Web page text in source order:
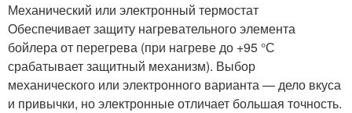
Механический или электронный термостат
Обеспечивает защиту нагревательного элемента
бойлера от перегрева (при нагреве до +95 °С
срабатывает защитный механизм). Выбор
механического или электронного варианта — дело вкуса
и привычки, но электронные отличает большая точность.